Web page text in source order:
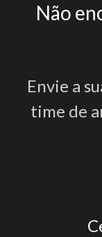
Não
Envie a
time de